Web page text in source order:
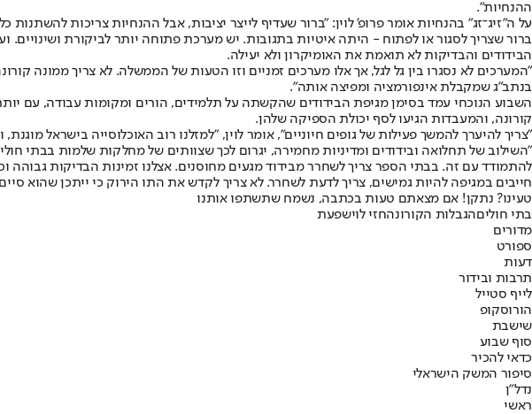
ההנחיות".
על ה"זיג־זג" בהנחיות אומר פרופ' לוין: "ברור שעדיף לייצר יציבות, אבל ההנחיות צריכות
ברור שצריך לסגור או לפתוח - היתה איטיות בתגובות. יש מערכת פתוחה יותר לביקורת
הבידודים והבדיקות לא תואמת את האומיקרון ולא יעילה.
"המערכים לא נסגרו בין גל לגל, אך אלו מערכים זמניים וזו הטעות של הממשלה. לא צריך ממונה
בנתב"ג שמקבלת אינפורמציה ומפיצה אותה".
קורונה, והמעבדות הגיעו לסף יכולת הספיקה שלהן.
"צריך להיערך להמשך פעילות של גופים חיוניים", אומר לוין, "למזלנו רוב האוכלוסייה בישראל
"השילוב של תחלואה ובידודים ומדיניות מחמירה, יגרום לכך שצוותים של מחלקות שלמות בבתי
להתמודד עם זה. בבתי הספר צריך לשחרר מבידוד מגעים מחוסנים. אצלנו זמינות הבדיקות
חייבים במגיפה להיות גמישים, צריך לדעת לשחרר. לא צריך לקדש את התו הירוק כי ייתכן שהוא
טעינו? נתקן! אם מצאתם טעות בכתבה, נשמח שתשתפו אותנו
בתי חוליםהגבלות הקורונהחזי לוישפעת
מדורים
ספורט
דעות
תרבות ובידור
לייף סטייל
הורוסקופ
שישבת
סוף שבוע
כדאי להכיר
סיפור המשק הישראלי
נדל"ן
ראשי